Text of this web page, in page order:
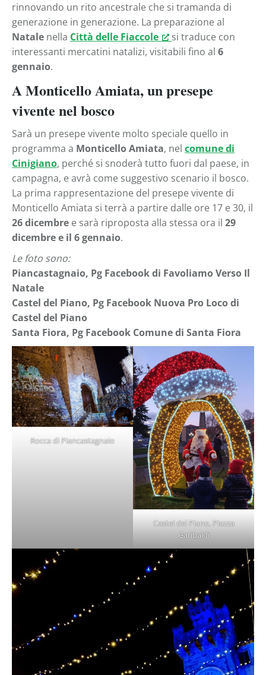
rinnovando un rito ancestrale che si tramanda di
generazione in generazione. La preparazione al
Natale nella Città delle Fiaccole
si traduce con
interessanti mercatini natalizi, visitabili fino al 6
gennaio.
A Monticello Amiata, un presepe
vivente nel bosco
Sarà un presepe vivente molto speciale quello in
programma a Monticello Amiata, nel comune di
Cinigiano, perché si snoderà tutto fuori dal paese, in
campagna, e avrà come suggestivo scenario il bosco.
La prima rappresentazione del presepe vivente di
Monticello Amiata si terrà a partire dalle ore 17 e 30, il
26 dicembre e sarà riproposta alla stessa ora il 29
dicembre e il 6 gennaio.
Le foto sono:
Piancastagnaio, Pg Facebook di Favoliamo Verso Il
Natale
Castel del Piano, Pg Facebook Nuova Pro Loco di
Castel del Piano
Santa Fiora, Pg Facebook Comune di Santa Fiora
Rocca di Piancastagnaio
Castel del Piano, Piazza
Garibaldi